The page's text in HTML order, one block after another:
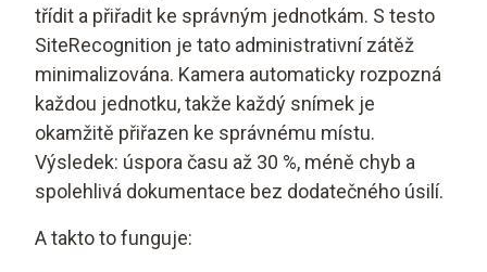
třídit a přiřadit ke správným jednotkám. S testo
SiteRecognition je tato administrativní zátěž
minimalizována. Kamera automaticky rozpozná
každou jednotku, takže každý snímek je
okamžitě přiřazen ke správnému místu.
Výsledek: úspora času až 30 %, méně chyb a
spolehlivá dokumentace bez dodatečného úsilí.
A takto to funguje: